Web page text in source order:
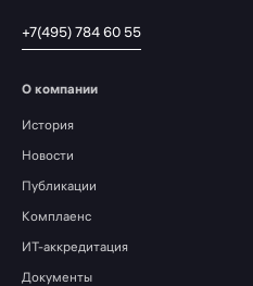
+7(495) 784 60 55
О компании
История
Новости
Публикации
Комплаенс
ИТ-аккредитация
Документы